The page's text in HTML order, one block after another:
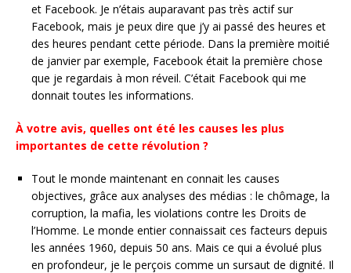
et Facebook. Je n’étais auparavant pas très actif sur
Facebook, mais je peux dire que j’y ai passé des heures et
des heures pendant cette période. Dans la première moitié
de janvier par exemple, Facebook était la première chose
que je regardais à mon réveil. C’était Facebook qui me
donnait toutes les informations.
À votre avis, quelles ont été les causes les plus
importantes de cette révolution ?
Tout le monde maintenant en connait les causes
objectives, grâce aux analyses des médias : le chômage, la
corruption, la mafia, les violations contre les Droits de
l’Homme. Le monde entier connaissait ces facteurs depuis
les années 1960, depuis 50 ans. Mais ce qui a évolué plus
en profondeur, je le perçois comme un sursaut de dignité. Il